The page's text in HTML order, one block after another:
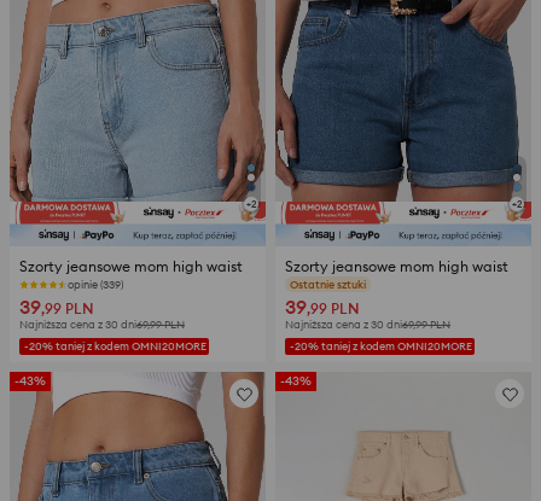
+2
Szorty jeansowe mom high waist
opinie (339)
39,99 PLN
Najniższa cena z 30 dni69,99PLN
-20% taniej z kodem OMNI20MORE
+2
Szorty jeansowe mom high waist
opinie (339)
39,99 PLN
Najniższa cena z 30 dni69,99PLN
-20% taniej z kodem OMNI20MORE
-43% -43%